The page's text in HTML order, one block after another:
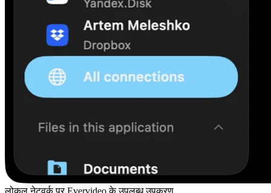
लोकल नेटवर्क पर Evervideo के उपलब्ध उपकरण